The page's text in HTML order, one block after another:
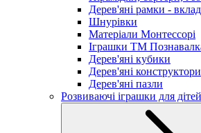
Дерев'яні рамки -
Шнурівки
Матеріали Монтессорі
Іграшки ТМ
Дерев'яні кубики
Дерев'яні конструктори
Дерев'яні пазли
Розвиваючі іграшки для дітей